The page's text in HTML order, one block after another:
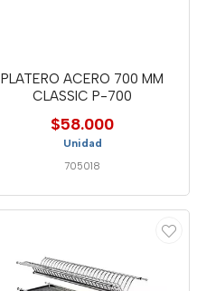
PLATERO ACERO 700 MM
CLASSIC P-700
$58.000
Unidad
705018